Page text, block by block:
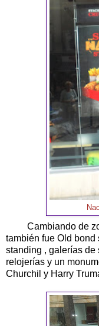
Cambiando de
también fue Old bond
standing , galerías de
relojerías y un
Churchil y Harry